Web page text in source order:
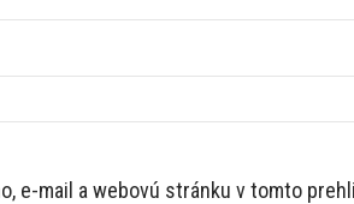
e-mail a webovú stránku v tomto